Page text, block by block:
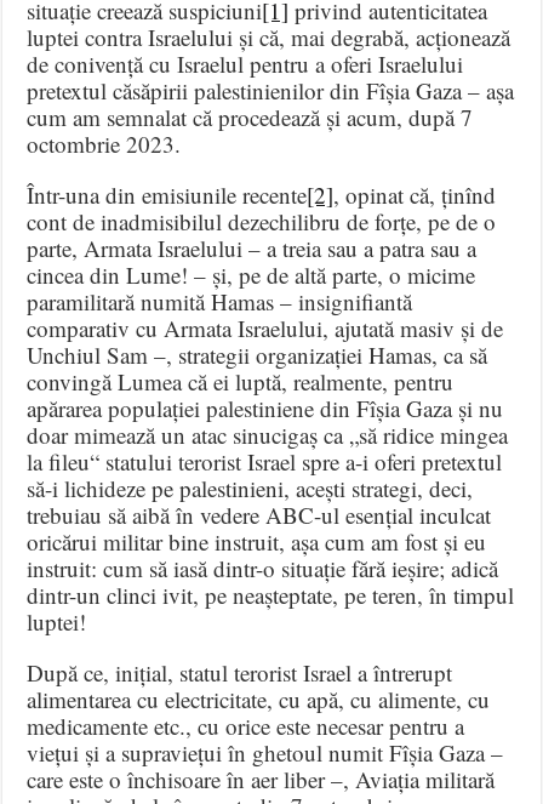
situație creează suspiciuni[1] privind autenticitatea
luptei contra Israelului și că, mai degrabă, acționează
de conivență cu Israelul pentru a oferi Israelului
pretextul căsăpirii palestinienilor din Fîșia Gaza – așa
cum am semnalat că procedează și acum, după 7
octombrie 2023.
Într-una din emisiunile recente[2], opinat că, ținînd
cont de inadmisibilul dezechilibru de forțe, pe de o
parte, Armata Israelului – a treia sau a patra sau a
cincea din Lume! – și, pe de altă parte, o micime
paramilitară numită Hamas – insignifiantă
comparativ cu Armata Israelului, ajutată masiv și de
Unchiul Sam –, strategii organizației Hamas, ca să
convingă Lumea că ei luptă, realmente, pentru
apărarea populației palestiniene din Fîșia Gaza și nu
doar mimează un atac sinucigaș ca „să ridice mingea
la fileu“ statului terorist Israel spre a-i oferi pretextul
să-i lichideze pe palestinieni, acești strategi, deci,
trebuiau să aibă în vedere ABC-ul esențial inculcat
oricărui militar bine instruit, așa cum am fost și eu
instruit: cum să iasă dintr-o situație fără ieșire; adică
dintr-un clinci ivit, pe neașteptate, pe teren, în timpul
luptei!
După ce, inițial, statul terorist Israel a întrerupt
alimentarea cu electricitate, cu apă, cu alimente, cu
medicamente etc., cu orice este necesar pentru a
viețui și a supraviețui în ghetoul numit Fîșia Gaza –
care este o închisoare în aer liber –, Aviația militară